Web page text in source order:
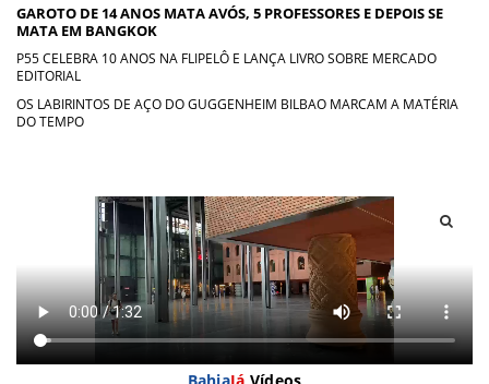
GAROTO DE 14 ANOS MATA AVÓS, 5 PROFESSORES E DEPOIS SE
MATA EM BANGKOK
P55 CELEBRA 10 ANOS NA FLIPELÔ E LANÇA LIVRO SOBRE MERCADO
EDITORIAL
OS LABIRINTOS DE AÇO DO GUGGENHEIM BILBAO MARCAM A MATÉRIA
DO TEMPO